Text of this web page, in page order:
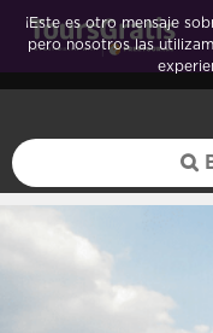
¡Este es otro mensaje
pero nosotros las